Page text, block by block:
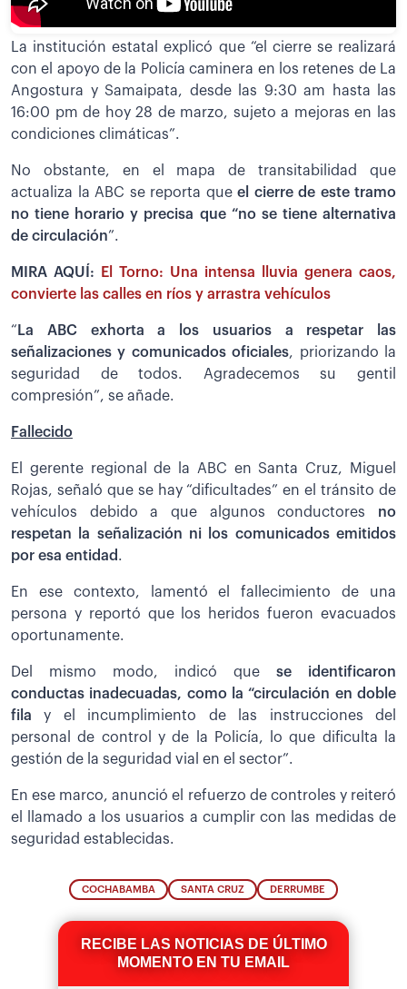
La institución estatal explicó que “el cierre se realizará
con el apoyo de la Policía caminera en los retenes de La
Angostura y Samaipata, desde las 9:30 am hasta las
16:00 pm de hoy 28 de marzo, sujeto a mejoras en las
condiciones climáticas”.
No obstante, en el mapa de transitabilidad que
actualiza la ABC se reporta que el cierre de este tramo
no tiene horario y precisa que “no se tiene alternativa
de circulación”.
MIRA AQUÍ:
El Torno: Una intensa lluvia genera caos,
convierte las calles en ríos y arrastra vehículos
“ La ABC exhorta a los usuarios a respetar las
señalizaciones y comunicados oficiales, priorizando la
seguridad de todos. Agradecemos su gentil
compresión”, se añade.
Fallecido
El gerente regional de la ABC en Santa Cruz, Miguel
Rojas, señaló que se hay “dificultades” en el tránsito de
vehículos debido a que algunos conductores no
respetan la señalización ni los comunicados emitidos
por esa entidad .
En ese contexto, lamentó el fallecimiento de una
persona y reportó que los heridos fueron evacuados
oportunamente.
Del mismo modo, indicó que se identificaron
conductas inadecuadas, como la “circulación en doble
fila y el incumplimiento de las instrucciones del
personal de control y de la Policía, lo que dificulta la
gestión de la seguridad vial en el sector”.
En ese marco, anunció el refuerzo de controles y reiteró
el llamado a los usuarios a cumplir con las medidas de
seguridad establecidas.
COCHABAMBA SANTA CRUZ DERRUMBE
RECIBE LAS NOTICIAS DE ÚLTIMO
MOMENTO EN TU EMAIL